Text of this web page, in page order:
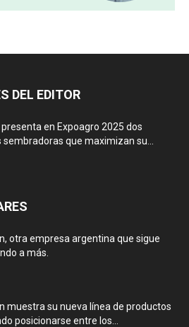
DEL EDITOR
presenta en Expoagro 2025 dos
sembradoras que maximizan su...
otra empresa argentina que sigue
a más.
muestra su nueva línea de productos
posicionarse entre los...